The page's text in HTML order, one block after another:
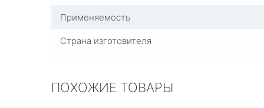
Применяемость
Страна изготовителя
ПОХОЖИЕ ТОВАРЫ